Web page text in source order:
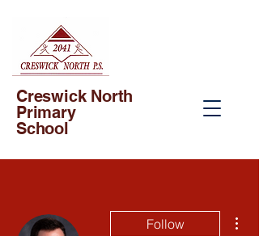
Creswick North
Primary
School
Follow